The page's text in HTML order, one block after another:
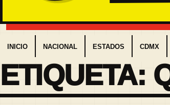
INICIO NACIONAL ESTADOS CDMX
ETIQUETA: